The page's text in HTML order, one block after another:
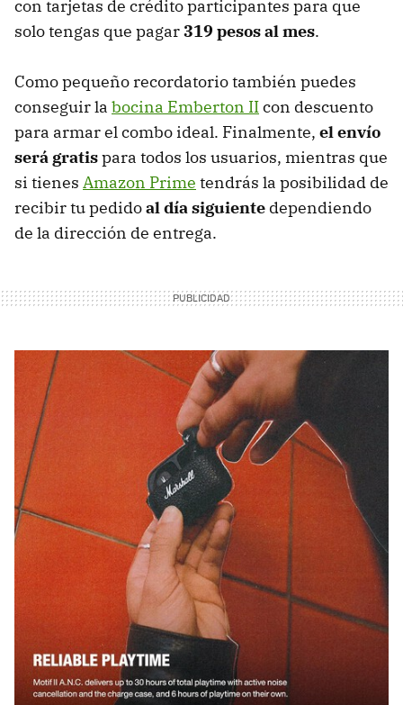
con tarjetas de crédito participantes para que
solo tengas que pagar319 pesos al mes.
Como pequeño recordatorio también puedes
conseguir la bocina Emberton IIcon descuento
para armar el combo ideal. Finalmente, el envío
será gratispara todos los usuarios, mientras que
si tienes Amazon Prime tendrás la posibilidad de
recibir tu pedidoal día siguiente dependiendo
de la dirección de entrega.